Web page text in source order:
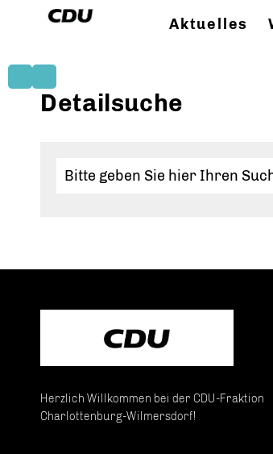
Aktuelles
Detailsuche
Herzlich Willkommen bei der CDU-Fraktion
Charlottenburg-Wilmersdorf!